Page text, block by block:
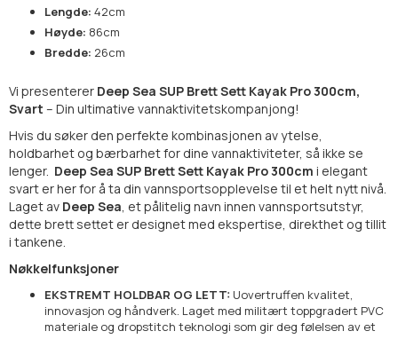
Lengde: 42cm
Høyde: 86cm
Bredde: 26cm
Vi presenterer Deep Sea SUP Brett Sett Kayak Pro 300cm,
Svart – Din ultimative vannaktivitetskompanjong!
Hvis du søker den perfekte kombinasjonen av ytelse,
holdbarhet og bærbarhet for dine vannaktiviteter, så ikke se
lenger. Deep Sea SUP Brett Sett Kayak Pro 300cm i elegant
svart er her for å ta din vannsportsopplevelse til et helt nytt nivå.
Laget av Deep Sea , et pålitelig navn innen vannsportsutstyr,
dette brett settet er designet med ekspertise, direkthet og tillit
i tankene.
Nøkkelfunksjoner
EKSTREMT HOLDBAR OG LETT: Uovertruffen kvalitet,
innovasjon og håndverk. Laget med militært toppgradert PVC
materiale og dropstitch teknologi som gir deg følelsen av et